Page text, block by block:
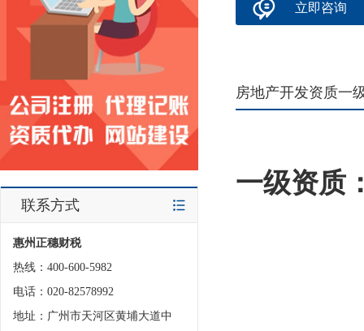
联系方式
惠州正穗财税
热线：400-600-5982
电话：020-82578992
地址：广州市天河区黄埔大道中
立即咨询
房地产开发资质一
一级资质